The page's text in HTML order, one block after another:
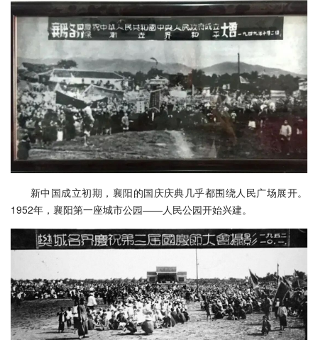
新中国成立初期，襄阳的国庆庆典几乎都围绕人民广场展开。
1952年，襄阳第一座城市公园——人民公园开始兴建。